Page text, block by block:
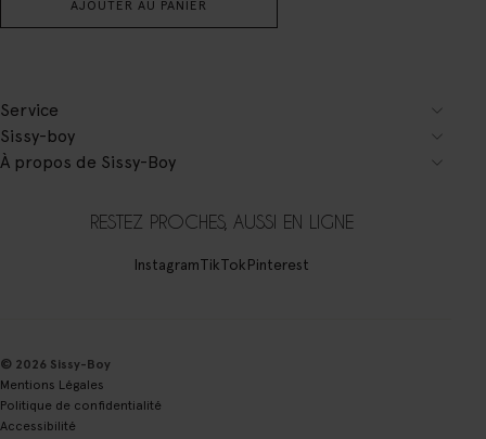
AJOUTER AU PANIER
Service
Sissy-boy
À propos de Sissy-Boy
RESTEZ PROCHES, AUSSI EN LIGNE
InstagramTikTokPinterest
© 2026 Sissy-Boy
Mentions Légales
Politique de confidentialité
Accessibilité